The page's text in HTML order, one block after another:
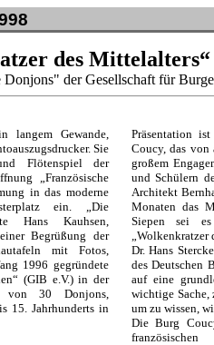
98
des Mittelalters“
Donjons" der Gesellschaft für
langem Gewande,
Sie
Flötenspiel der
„Französische
in das moderne
ein. „Die
Hans Kauhsen,
Begrüßung der
mit Fotos,
1996 gegründete
(GIB e.V.) in der
von 30 Donjons,
15. Jahrhunderts in
Präsentation
Coucy, das
großem
und Schülern
Architekt
Monaten das
Siepen sei
„Wolkenkratzer
Dr. Hans
des Deutschen
auf eine
wichtige
um zu wissen,
Die Burg
französischen